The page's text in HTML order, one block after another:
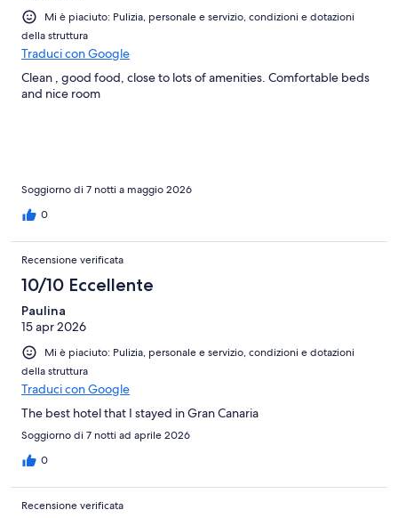
Mi è piaciuto: Pulizia, personale e servizio, condizioni e dotazioni
della struttura
Traduci con Google
Clean , good food, close to lots of amenities. Comfortable beds
and nice room
Soggiorno di 7 notti a maggio 2026
0
Recensione verificata
10/10 Eccellente
Paulina
15 apr 2026
Mi è piaciuto: Pulizia, personale e servizio, condizioni e dotazioni
della struttura
Traduci con Google
The best hotel that I stayed in Gran Canaria
Soggiorno di 7 notti ad aprile 2026
0
Recensione verificata